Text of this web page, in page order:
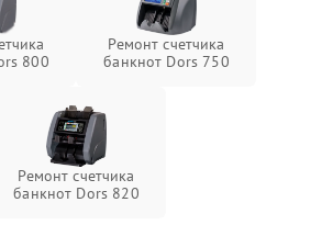
800
Ремонт счетчика
банкнот Dors 750
Ремонт счетчика
банкнот Dors 820